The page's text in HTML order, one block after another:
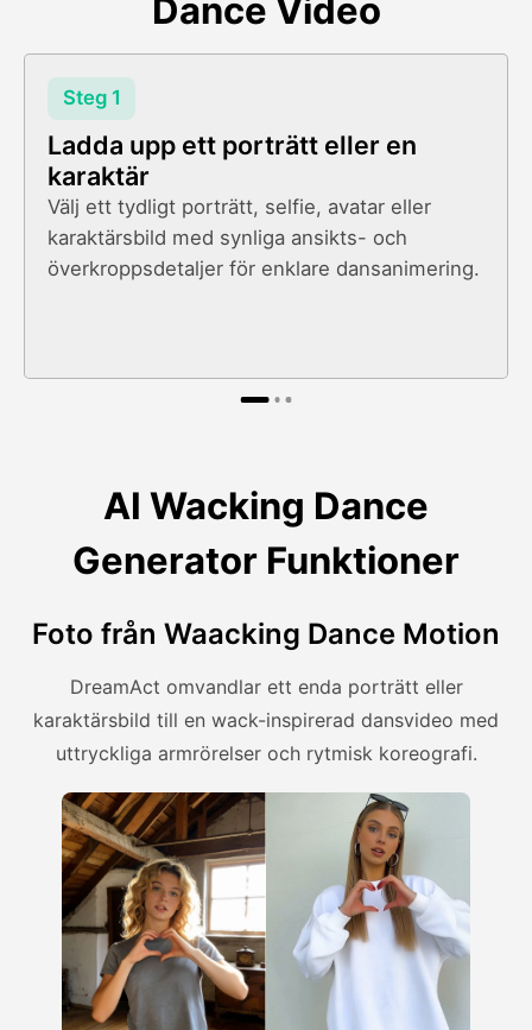
Dance Video
Steg 1
Ladda upp ett porträtt eller en
karaktär
Välj ett tydligt porträtt, selfie, avatar eller
karaktärsbild med synliga ansikts- och
överkroppsdetaljer för enklare dansanimering.
AI Wacking Dance
Generator Funktioner
Foto från Waacking Dance Motion
DreamAct omvandlar ett enda porträtt eller
karaktärsbild till en wack-inspirerad dansvideo med
uttryckliga armrörelser och rytmisk koreografi.